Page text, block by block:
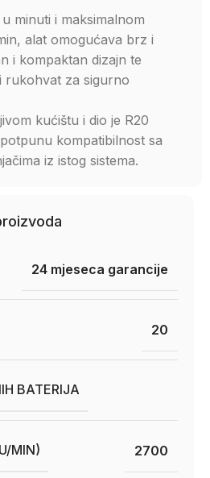
minuti i maksimalnom
alat omogućava brz i
i kompaktan dizajn te
rukohvat za sigurno
kućištu i dio je R20
kompatibilnost sa
iz istog sistema.
24 mjeseca garancije
20
BATERIJA
MIN) 2700